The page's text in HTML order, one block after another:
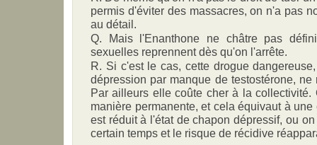
permis d'éviter des massacres, on n'a pas
au détail.
Q. Mais l'Enanthone ne châtre pas
sexuelles reprennent dès qu'on l'arrête.
R. Si c'est le cas, cette drogue
dépression par manque de testostérone,
Par ailleurs elle coûte cher à la collectivité.
manière permanente, et cela équivaut à
est réduit à l'état de chapon dépressif, ou
certain temps et le risque de récidive